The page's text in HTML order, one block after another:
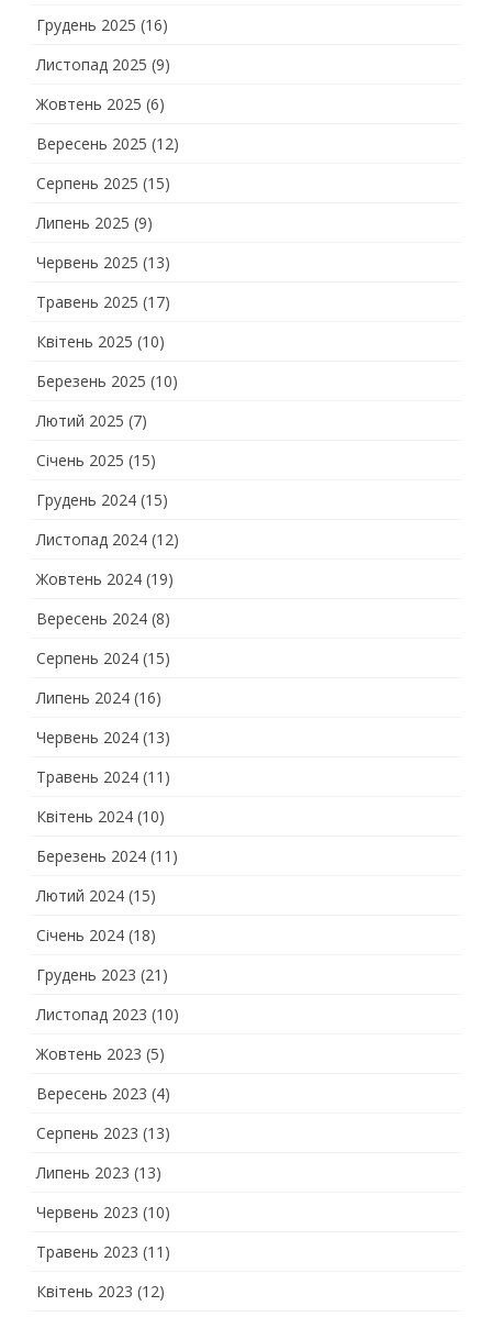
Грудень 2025 (16)
Листопад 2025 (9)
Жовтень 2025 (6)
Вересень 2025 (12)
Серпень 2025 (15)
Липень 2025 (9)
Червень 2025 (13)
Травень 2025 (17)
Квітень 2025 (10)
Березень 2025 (10)
Лютий 2025 (7)
Січень 2025 (15)
Грудень 2024 (15)
Листопад 2024 (12)
Жовтень 2024 (19)
Вересень 2024 (8)
Серпень 2024 (15)
Липень 2024 (16)
Червень 2024 (13)
Травень 2024 (11)
Квітень 2024 (10)
Березень 2024 (11)
Лютий 2024 (15)
Січень 2024 (18)
Грудень 2023 (21)
Листопад 2023 (10)
Жовтень 2023 (5)
Вересень 2023 (4)
Серпень 2023 (13)
Липень 2023 (13)
Червень 2023 (10)
Травень 2023 (11)
Квітень 2023 (12)